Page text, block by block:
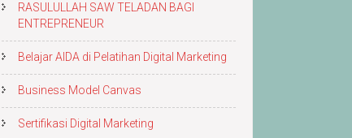
RASULULLAH SAW TELADAN BAGI
ENTREPRENEUR
Belajar AIDA di Pelatihan Digital Marketing
Business Model Canvas
Sertifikasi Digital Marketing